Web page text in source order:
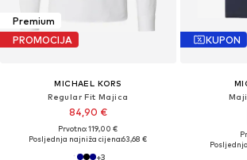
Premium
PROMOCIJA
MICHAEL KORS
Regular Fit Majica
84,90 €
Prvotno: 119,00 €
Posljednja najniža cijena:63,68 €
+3
KUPON